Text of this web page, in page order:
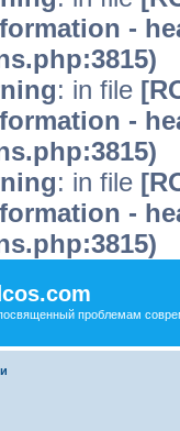
-
: in file
-
: in file
-
проблемам